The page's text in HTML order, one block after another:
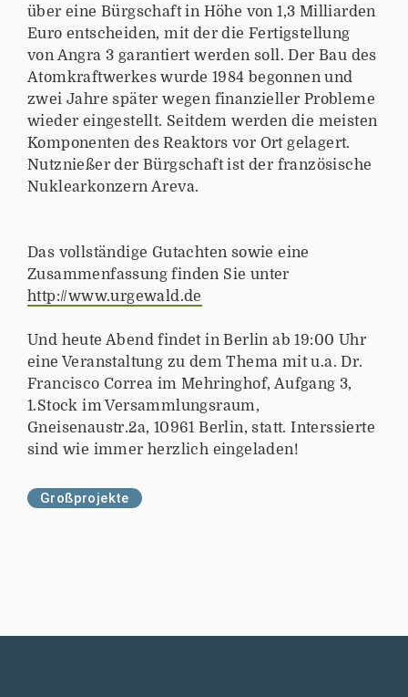
über eine Bürgschaft in Höhe von 1,3 Milliarden
Euro entscheiden, mit der die Fertigstellung
von Angra 3 garantiert werden soll. Der Bau des
Atomkraftwerkes wurde 1984 begonnen und
zwei Jahre später wegen finanzieller Probleme
wieder eingestellt. Seitdem werden die meisten
Komponenten des Reaktors vor Ort gelagert.
Nutznießer der Bürgschaft ist der französische
Nuklearkonzern Areva.
Das vollständige Gutachten sowie eine
Zusammenfassung finden Sie unter
http://www.urgewald.de
Und heute Abend findet in Berlin ab 19:00 Uhr
eine Veranstaltung zu dem Thema mit u.a. Dr.
Francisco Correa im Mehringhof, Aufgang 3,
1.Stock im Versammlungsraum,
Gneisenaustr.2a, 10961 Berlin, statt. Interssierte
sind wie immer herzlich eingeladen!
Großprojekte